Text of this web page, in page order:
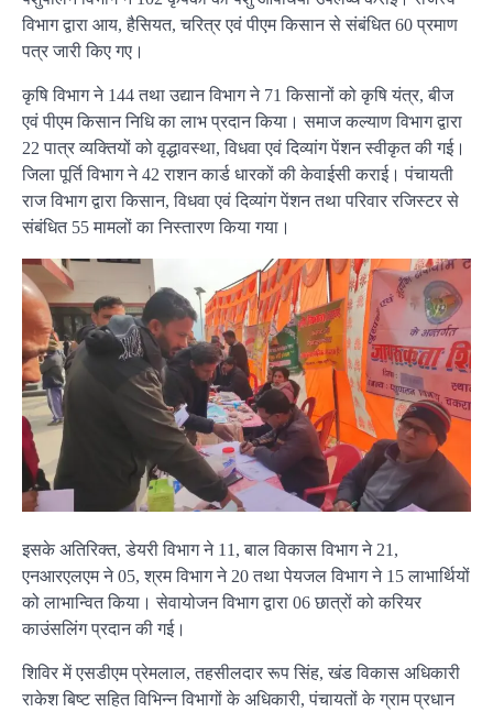
विभाग द्वारा आय, हैसियत, चरित्र एवं पीएम किसान से संबंधित 60 प्रमाण
पत्र जारी किए गए।
कृषि विभाग ने 144 तथा उद्यान विभाग ने 71 किसानों को कृषि यंत्र, बीज
एवं पीएम किसान निधि का लाभ प्रदान किया। समाज कल्याण विभाग द्वारा
22 पात्र व्यक्तियों को वृद्धावस्था, विधवा एवं दिव्यांग पेंशन स्वीकृत की गई।
जिला पूर्ति विभाग ने 42 राशन कार्ड धारकों की केवाईसी कराई। पंचायती
राज विभाग द्वारा किसान, विधवा एवं दिव्यांग पेंशन तथा परिवार रजिस्टर से
संबंधित 55 मामलों का निस्तारण किया गया।
इसके अतिरिक्त, डेयरी विभाग ने 11, बाल विकास विभाग ने 21,
एनआरएलएम ने 05, श्रम विभाग ने 20 तथा पेयजल विभाग ने 15 लाभार्थियों
को लाभान्वित किया। सेवायोजन विभाग द्वारा 06 छात्रों को करियर
काउंसलिंग प्रदान की गई।
शिविर में एसडीएम प्रेमलाल, तहसीलदार रूप सिंह, खंड विकास अधिकारी
राकेश बिष्ट सहित विभिन्न विभागों के अधिकारी, पंचायतों के ग्राम प्रधान